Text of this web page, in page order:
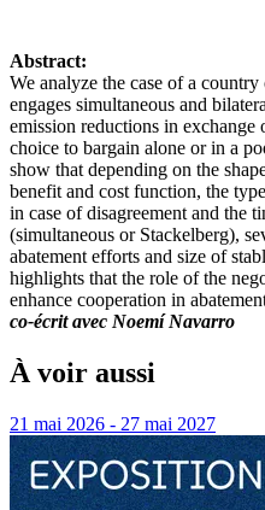
Abstract:
We analyze the case of a
engages simultaneous and
emission reductions in exchange
choice to bargain alone or in a
show that depending on the
benefit and cost function, the
in case of disagreement and the
(simultaneous or Stackelberg),
abatement efforts and size of
highlights that the role of the
enhance cooperation in
co-écrit avec Noemí Navarro
À voir aussi
21 mai 2026 - 27 mai 2027